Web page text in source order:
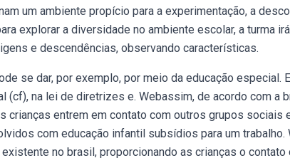
um ambiente propício para a experimentação, a
explorar a diversidade no ambiente escolar, a turma
e descendências, observando características.
se dar, por exemplo, por meio da educação especial.
(cf), na lei de diretrizes e. Webassim, de acordo com a
crianças entrem em contato com outros grupos sociais
com educação infantil subsídios para um trabalho.
no brasil, proporcionando as crianças o contato